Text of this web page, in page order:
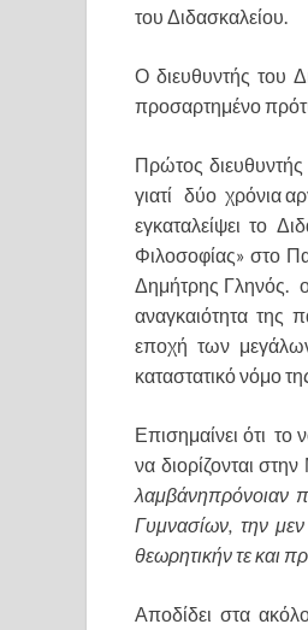
του Διδασκαλείου.
Ο διευθυντής του
προσαρτημένο
Πρώτος
γιατί δύο χρόνια
εγκαταλείψει το
Φιλοσοφίας» στο
Δημήτρης Γληνός.
αναγκαιότητα της
εποχή των
καταστατικό νόμο
Επισημαίνει ότι το
να διορίζονται
λαμβάνηπρόνοιαν
Γυμνασίων, την
θεωρητικήν τε και
Αποδίδει στα